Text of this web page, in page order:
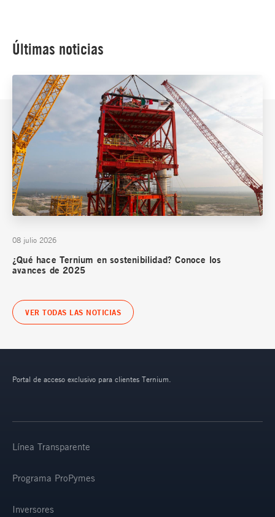
Últimas noticias
08 julio 2026
¿Qué hace Ternium en sostenibilidad? Conoce los
avances de 2025
VER TODAS LAS NOTICIAS
Portal de acceso exclusivo para clientes Ternium.
Línea Transparente
Programa ProPymes
Inversores